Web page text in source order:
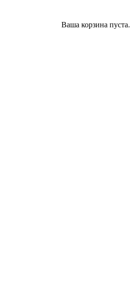
Ваша корзина пуста.